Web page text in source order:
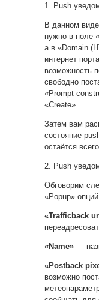
1. Push
В данном
нужно в поле
а в «Domain
интернет
возможность
свободно
«Prompt
«Create».
Затем вам
состояние
остаётся
2. Push
Обговорим
«Popup»
«Trafficback
«Name» —
«Postback
возможно